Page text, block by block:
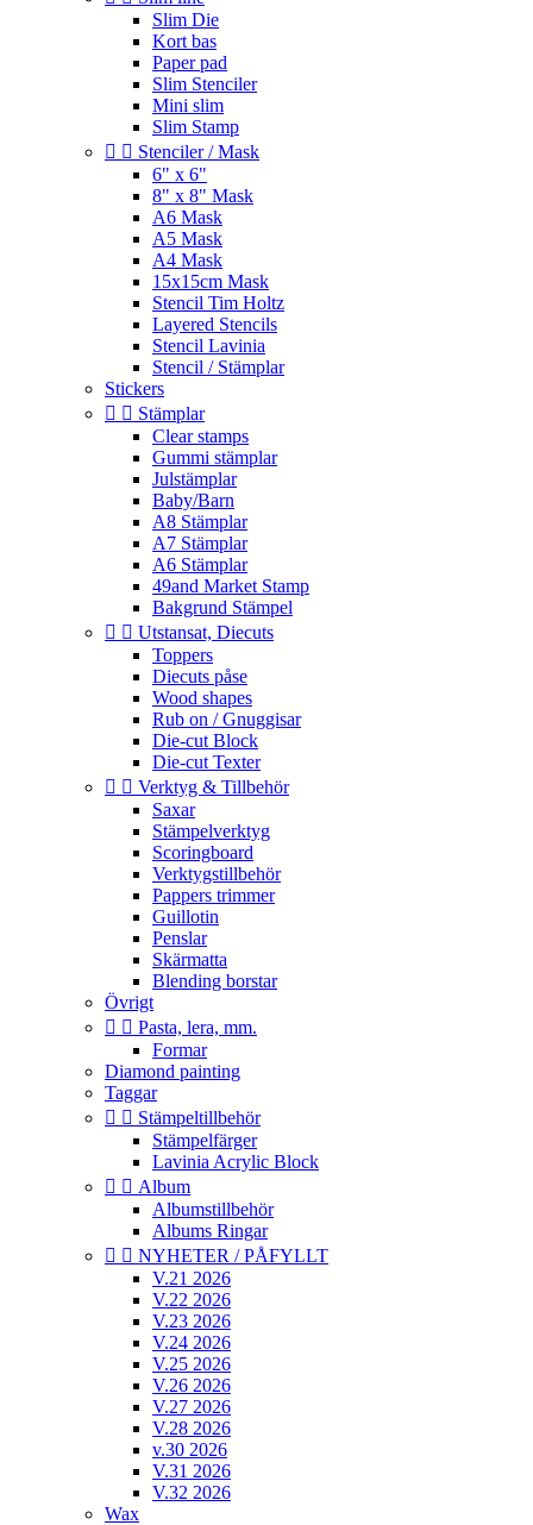
Slim Die
Kort bas
Paper pad
Slim Stenciler
Mini slim
Slim Stamp
  Stenciler / Mask
6" x 6"
8" x 8" Mask
A6 Mask
A5 Mask
A4 Mask
15x15cm Mask
Stencil Tim Holtz
Layered Stencils
Stencil Lavinia
Stencil / Stämplar
Stickers
  Stämplar
Clear stamps
Gummi stämplar
Julstämplar
Baby/Barn
A8 Stämplar
A7 Stämplar
A6 Stämplar
49and Market Stamp
Bakgrund Stämpel
  Utstansat, Diecuts
Toppers
Diecuts påse
Wood shapes
Rub on / Gnuggisar
Die-cut Block
Die-cut Texter
  Verktyg & Tillbehör
Saxar
Stämpelverktyg
Scoringboard
Verktygstillbehör
Pappers trimmer
Guillotin
Penslar
Skärmatta
Blending borstar
Övrigt
  Pasta, lera, mm.
Formar
Diamond painting
Taggar
  Stämpeltillbehör
Stämpelfärger
Lavinia Acrylic Block
  Album
Albumstillbehör
Albums Ringar
  NYHETER / PÅFYLLT
V.21 2026
V.22 2026
V.23 2026
V.24 2026
V.25 2026
V.26 2026
V.27 2026
V.28 2026
v.30 2026
V.31 2026
V.32 2026
Wax